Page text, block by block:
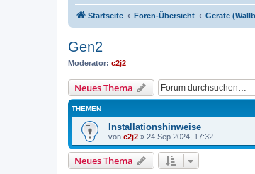
Startseite Foren-Übersicht Geräte
Gen2
Moderator: c2j2
Neues Thema
THEMEN
Installationshinweise
von c2j2 » 24.Sep 2024, 17:32
Neues Thema